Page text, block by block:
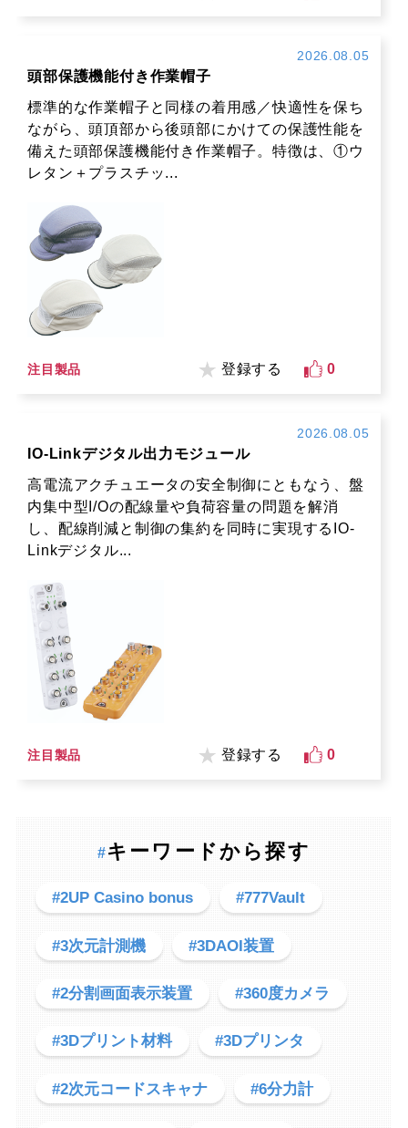
2026.08.05
頭部保護機能付き作業帽子
標準的な作業帽子と同様の着用感／快適性を保ち
ながら、頭頂部から後頭部にかけての保護性能を
備えた頭部保護機能付き作業帽子。特徴は、①ウ
レタン＋プラスチッ...
注目製品 登録する 0
2026.08.05
IO-Linkデジタル出力モジュール
高電流アクチュエータの安全制御にともなう、盤
内集中型I/Oの配線量や負荷容量の問題を解消
し、配線削減と制御の集約を同時に実現するIO-
Linkデジタル...
注目製品 登録する 0
#キーワードから探す
#2UP Casino bonus #777Vault
#3次元計測機 #3DAOI装置
#2分割画面表示装置 #360度カメラ
#3Dプリント材料 #3Dプリンタ
#2次元コードスキャナ #6分力計